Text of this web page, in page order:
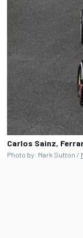
Carlos Sainz,
Photo by: Mark Sutton /